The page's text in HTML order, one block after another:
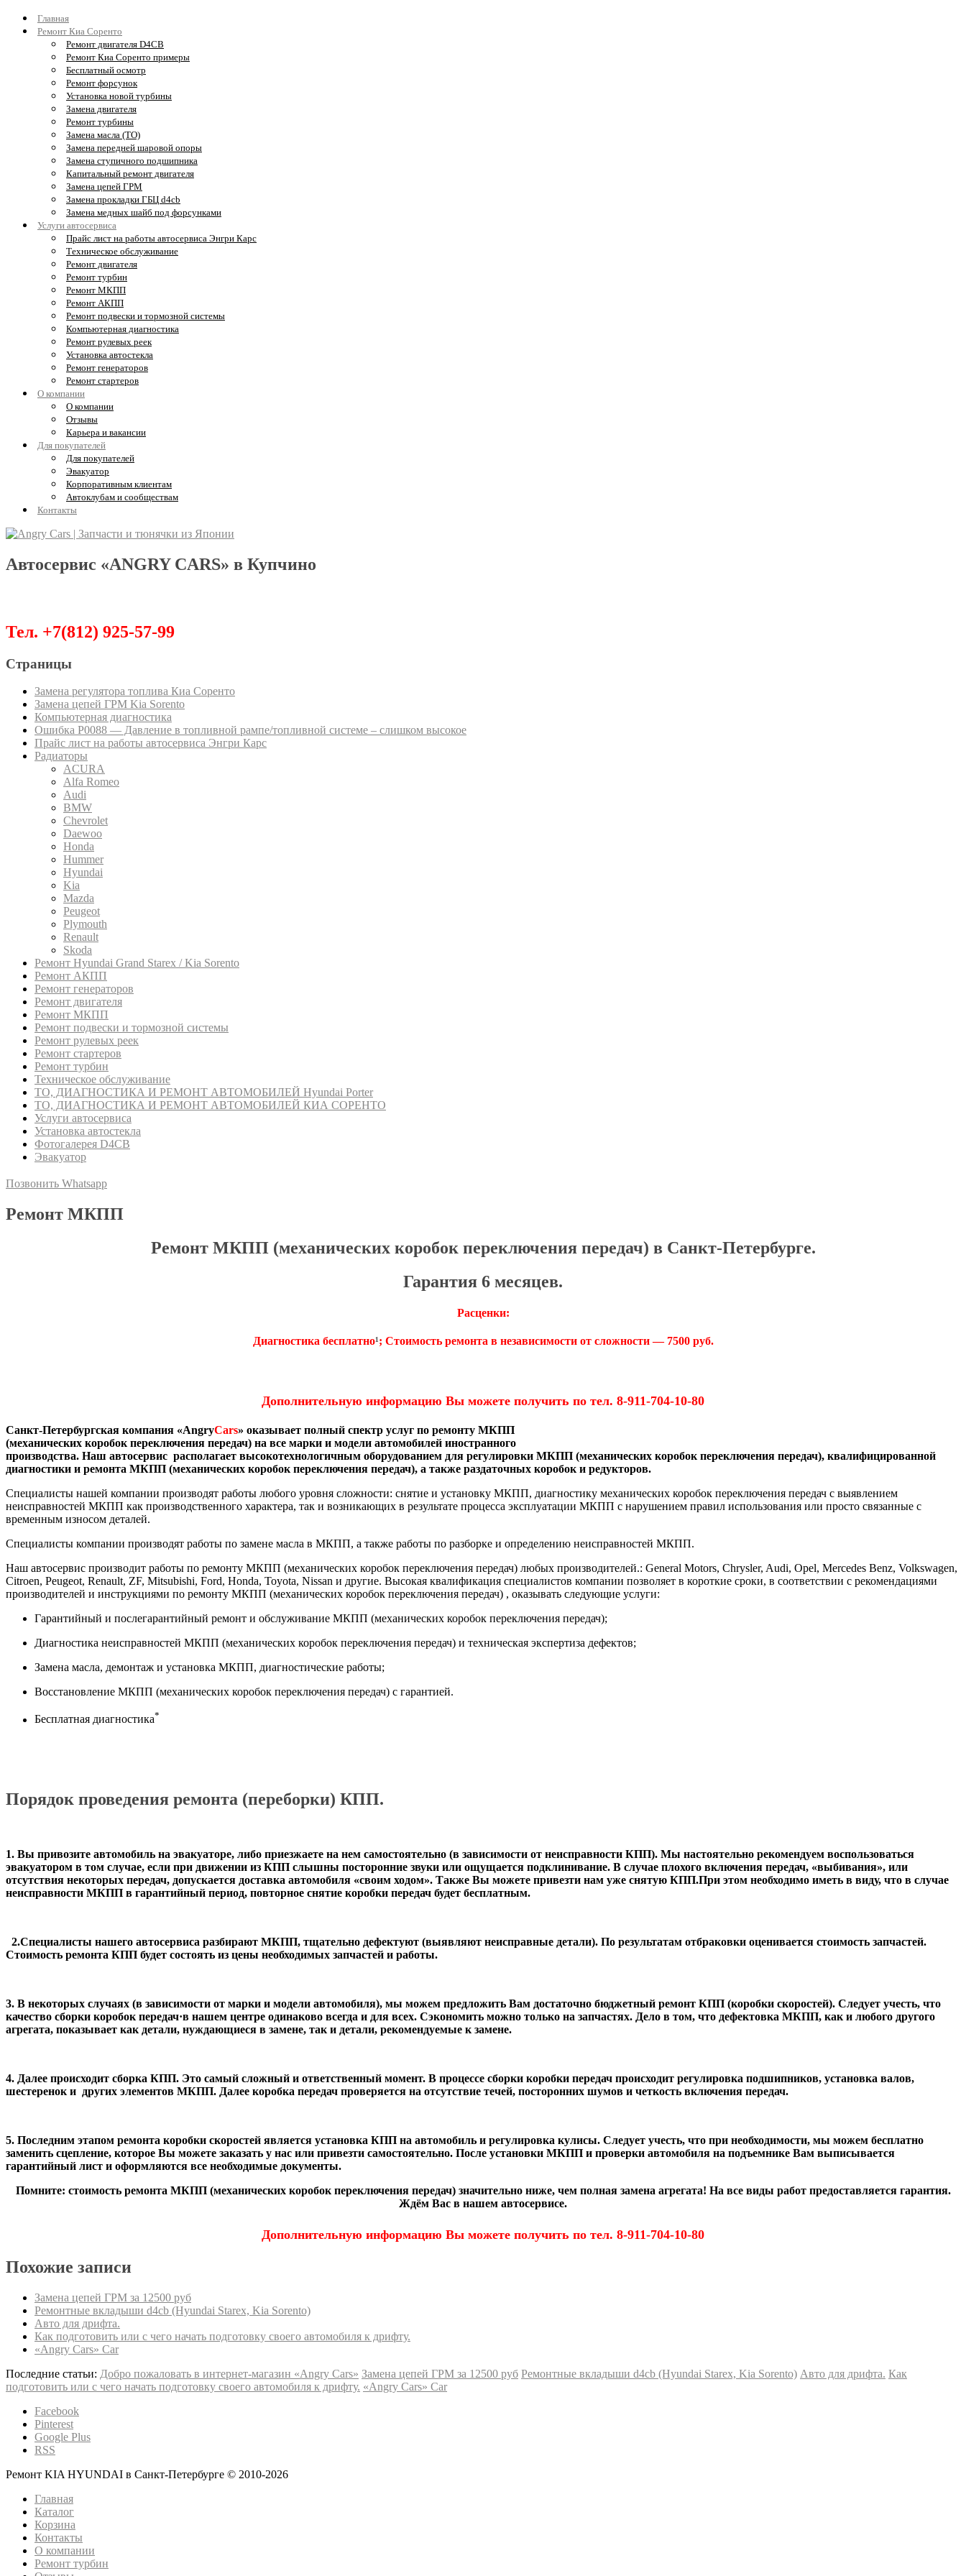
Главная
Ремонт Киа Соренто
Ремонт двигателя D4CB
Ремонт Киа Соренто примеры
Бесплатный осмотр
Ремонт форсунок
Установка новой турбины
Замена двигателя
Ремонт турбины
Замена масла (ТО)
Замена передней шаровой опоры
Замена ступичного подшипника
Капитальный ремонт двигателя
Замена цепей ГРМ
Замена прокладки ГБЦ d4cb
Замена медных шайб под форсунками
Услуги автосервиса
Прайс лист на работы автосервиса Энгри Карс
Техническое обслуживание
Ремонт двигателя
Ремонт турбин
Ремонт МКПП
Ремонт АКПП
Ремонт подвески и тормозной системы
Компьютерная диагностика
Ремонт рулевых реек
Установка автостекла
Ремонт генераторов
Ремонт стартеров
О компании
О компании
Отзывы
Карьера и вакансии
Для покупателей
Для покупателей
Эвакуатор
Корпоративным клиентам
Автоклубам и сообществам
Контакты
Автосервис «ANGRY CARS» в Купчино
Тел. +7(812) 925-57-99
Страницы
Замена регулятора топлива Киа Соренто
Замена цепей ГРМ Kia Sorento
Компьютерная диагностика
Ошибка P0088 — Давление в топливной рампе/топливной системе – слишком высокое
Прайс лист на работы автосервиса Энгри Карс
Радиаторы
ACURA
Alfa Romeo
Audi
BMW
Chevrolet
Daewoo
Honda
Hummer
Hyundai
Kia
Mazda
Peugeot
Plymouth
Renault
Skoda
Ремонт Hyundai Grand Starex / Kia Sorento
Ремонт АКПП
Ремонт генераторов
Ремонт двигателя
Ремонт МКПП
Ремонт подвески и тормозной системы
Ремонт рулевых реек
Ремонт стартеров
Ремонт турбин
Техническое обслуживание
ТО, ДИАГНОСТИКА И РЕМОНТ АВТОМОБИЛЕЙ Hyundai Porter
ТО, ДИАГНОСТИКА И РЕМОНТ АВТОМОБИЛЕЙ КИА СОРЕНТО
Услуги автосервиса
Установка автостекла
Фотогалерея D4CB
Эвакуатор
Позвонить Whatsapp
Ремонт МКПП
РемонтМКПП (механических коробок переключения передач) в Санкт-Петербурге.
Гарантия 6 месяцев.
Расценки:
Диагностика бесплатно¹; Стоимость ремонта в независимости от сложности — 7500 руб.
Дополнительную информацию Вы можете получить по тел. 8-911-704-10-80
Санкт-Петербургская компания «AngryCars» оказывает полный спектр услуг по ремонту МКПП
(механических коробок переключения передач) на все марки и модели автомобилей иностранного
производства. Наш автосервис располагает высокотехнологичным оборудованием для регулировки МКПП (механических коробок переключения передач), квалифицированной
диагностики и ремонта МКПП (механических коробок переключения передач), а также раздаточных коробок и редукторов.
Специалисты нашей компании производят работы любого уровня сложности: снятие и установку МКПП, диагностику механических коробок переключения передач с выявлением
неисправностей МКПП как производственного характера, так и возникающих в результате процесса эксплуатации МКПП с нарушением правил использования или просто связанные с
временным износом деталей.
Специалисты компании производят работы по замене масла в МКПП, а также работы по разборке и определению неисправностей МКПП.
Наш автосервис производит работы по ремонту МКПП (механических коробок переключения передач) любых производителей.: General Motors, Chrysler, Audi, Opel, Mercedes Benz, Volkswagen,
Citroen, Peugeot, Renault, ZF, Mitsubishi, Ford, Honda, Toyota, Nissan и другие. Высокая квалификация специалистов компании позволяет в короткие сроки, в соответствии с рекомендациями
производителей и инструкциями по ремонту МКПП (механических коробок переключения передач) , оказывать следующие услуги:
Гарантийный и послегарантийный ремонт и обслуживание МКПП (механических коробок переключения передач);
Диагностика неисправностей МКПП (механических коробок переключения передач) и техническая экспертиза дефектов;
Замена масла, демонтаж и установка МКПП, диагностические работы;
Восстановление МКПП (механических коробок переключения передач) с гарантией.
Бесплатная диагностика*
Порядок проведения ремонта (переборки) КПП.
1. Вы привозите автомобиль на эвакуаторе, либо приезжаете на нем самостоятельно (в зависимости от неисправности КПП). Мы настоятельно рекомендуем воспользоваться
эвакуатором в том случае, если при движении из КПП слышны посторонние звуки или ощущается подклинивание. В случае плохого включения передач, «выбивания», или
отсутствия некоторых передач, допускается доставка автомобиля «своим ходом». Также Вы можете привезти нам уже снятую КПП.При этом необходимо иметь в виду, что в случае
неисправности МКПП в гарантийный период, повторное снятие коробки передач будет бесплатным.
2.Специалисты нашего автосервиса разбирают МКПП, тщательно дефектуют (выявляют неисправные детали). По результатам отбраковки оценивается стоимость запчастей.
Стоимость ремонта КПП будет состоять из цены необходимых запчастей и работы.
3. В некоторых случаях (в зависимости от марки и модели автомобиля), мы можем предложить Вам достаточно бюджетный ремонт КПП (коробки скоростей). Следует учесть, что
качество сборки коробок передач·в нашем центре одинаково всегда и для всех. Сэкономить можно только на запчастях. Дело в том, что дефектовка МКПП, как и любого другого
агрегата, показывает как детали, нуждающиеся в замене, так и детали, рекомендуемые к замене.
4. Далее происходит сборка КПП. Это самый сложный и ответственный момент. В процессе сборки коробки передач происходит регулировка подшипников, установка валов,
шестеренок и других элементов МКПП. Далее коробка передач проверяется на отсутствие течей, посторонних шумов и четкость включения передач.
5. Последним этапом ремонта коробки скоростей является установка КПП на автомобиль и регулировка кулисы. Следует учесть, что при необходимости, мы можем бесплатно
заменить сцепление, которое Вы можете заказать у нас или привезти самостоятельно. После установки МКПП и проверки автомобиля на подъемнике Вам выписывается
гарантийный лист и оформляются все необходимые документы.
Помните: стоимость ремонта МКПП (механических коробок переключения передач)значительно ниже, чем полная замена агрегата! На все виды работ предоставляется гарантия.
Ждём Вас в нашем автосервисе.
Дополнительную информацию Вы можете получить по тел. 8-911-704-10-80
Похожие записи
Замена цепей ГРМ за 12500 руб
Ремонтные вкладыши d4cb (Hyundai Starex, Kia Sorento)
Авто для дрифта.
Как подготовить или с чего начать подготовку своего автомобиля к дрифту.
«Angry Cars» Car
Последние статьи: Добро пожаловать в интернет-магазин «Angry Cars» Замена цепей ГРМ за 12500 руб Ремонтные вкладыши d4cb (Hyundai Starex, Kia Sorento) Авто для дрифта. Как
подготовить или с чего начать подготовку своего автомобиля к дрифту. «Angry Cars» Car
Facebook
Pinterest
Google Plus
RSS
Ремонт KIA HYUNDAI в Санкт-Петербурге © 2010-2026
Главная
Каталог
Корзина
Контакты
О компании
Ремонт турбин